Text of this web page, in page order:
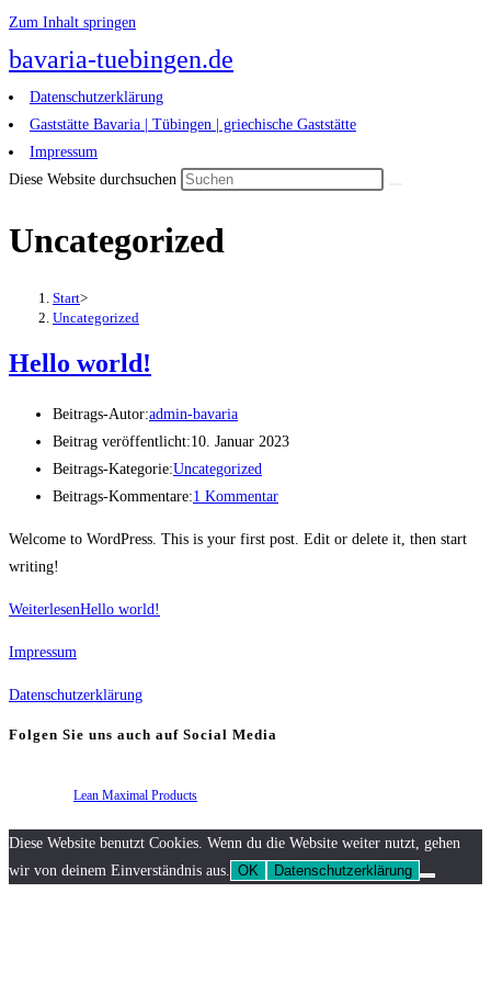
Zum Inhalt springen
bavaria-tuebingen.de
Datenschutzerklärung
Gaststätte Bavaria | Tübingen | griechische Gaststätte
Impressum
Diese Website durchsuchen
Uncategorized
Start>
Uncategorized
Hello world!
Beitrags-Autor:admin-bavaria
Beitrag veröffentlicht:10. Januar 2023
Beitrags-Kategorie:Uncategorized
Beitrags-Kommentare:1 Kommentar
Welcome to WordPress. This is your first post. Edit or delete it, then start
writing!
WeiterlesenHello world!
Impressum
Datenschutzerklärung
Folgen Sie uns auch auf Social Media
Lean Maximal Products
Diese Website benutzt Cookies. Wenn du die Website weiter nutzt, gehen
wir von deinem Einverständnis aus.
OK Datenschutzerklärung